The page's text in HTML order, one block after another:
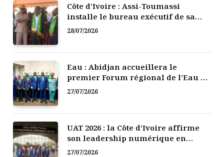
Côte d’Ivoire : Assi-Toumassi
installe le bureau exécutif de sa
mutuelle de développement
28/07/2026
Eau : Abidjan accueillera le
premier Forum régional de l’Eau de
l’Afrique de l’Ouest
27/07/2026
UAT 2026 : la Côte d’Ivoire affirme
son leadership numérique en
Afrique
27/07/2026